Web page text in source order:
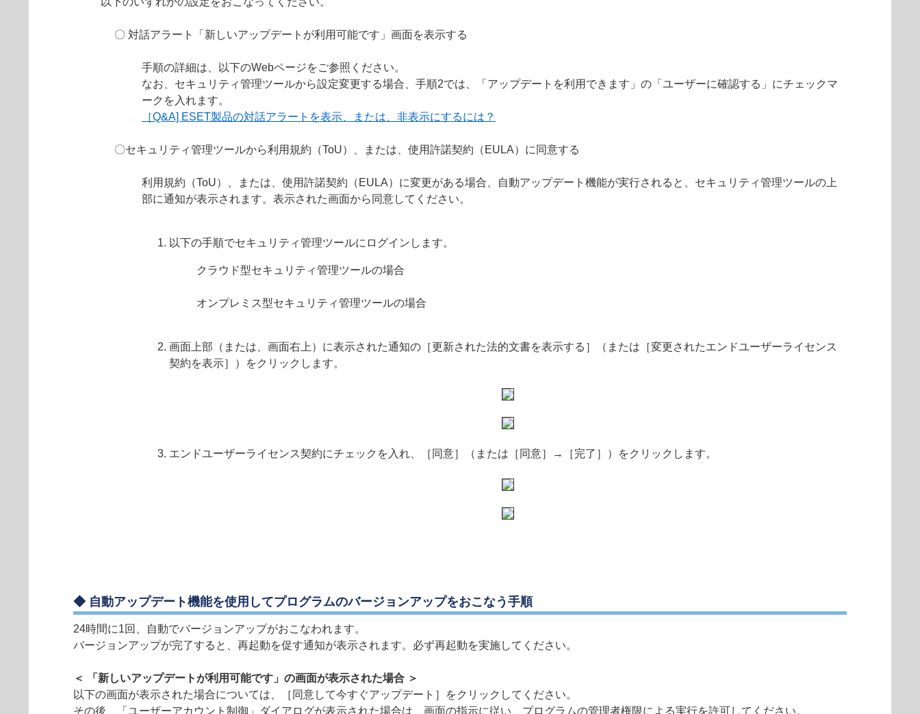
〇 対話アラート「新しいアップデートが利用可能です」画面を表示する
手順の詳細は、以下のWebページをご参照ください。
なお、セキュリティ管理ツールから設定変更する場合、手順2では、「アップデートを利用できます」の「ユーザーに確認する」にチェックマ
ークを入れます。
［Q&A] ESET製品の対話アラートを表示、または、非表示にするには？
〇セキュリティ管理ツールから利用規約（ToU）、または、使用許諾契約（EULA）に同意する
利用規約（ToU）、または、使用許諾契約（EULA）に変更がある場合、自動アップデート機能が実行されると、セキュリティ管理ツールの上
部に通知が表示されます。表示された画面から同意してください。
以下の手順でセキュリティ管理ツールにログインします。
クラウド型セキュリティ管理ツールの場合
オンプレミス型セキュリティ管理ツールの場合
画面上部（または、画面右上）に表示された通知の［更新された法的文書を表示する］（または［変更されたエンドユーザーライセンス
契約を表示］）をクリックします。
エンドユーザーライセンス契約にチェックを入れ、［同意］（または［同意］→［完了］）をクリックします。
◆ 自動アップデート機能を使用してプログラムのバージョンアップをおこなう手順
24時間に1回、自動でバージョンアップがおこなわれます。
バージョンアップが完了すると、再起動を促す通知が表示されます。必ず再起動を実施してください。
＜ 「新しいアップデートが利用可能です」の画面が表示された場合 ＞
以下の画面が表示された場合については、［同意して今すぐアップデート］をクリックしてください。
その後、「ユーザーアカウント制御」ダイアログが表示された場合は、画面の指示に従い、プログラムの管理者権限による実行を許可してください。